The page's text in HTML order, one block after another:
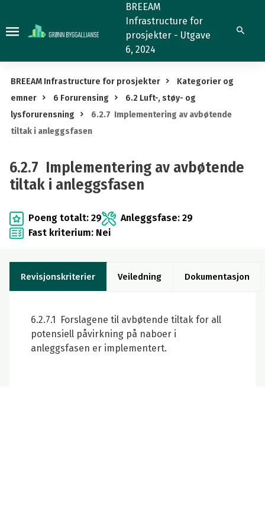
Implementering
avbøtende
tiltak
anleggsfasen
BREEAM
Infrastructure for
prosjekter - Utgave
6, 2024
Søk
BREEAM Infrastructure for prosjekter
Kategorier og
emner
6 Forurensing
6.2 Luft-, støy- og
lysforurensning
6.2.7 Implementering av avbøtende
tiltak i anleggsfasen
6.2.7 Implementering av avbøtende
tiltak i anleggsfasen
Poeng totalt: 29
Anleggsfase: 29
Fast kriterium: Nei
Revisjonskriterier Veiledning Dokumentasjon
6.2.7.1 Forslagene til avbøtende tiltak for all
potensiell påvirkning på naboer i
anleggsfasen er implementert.